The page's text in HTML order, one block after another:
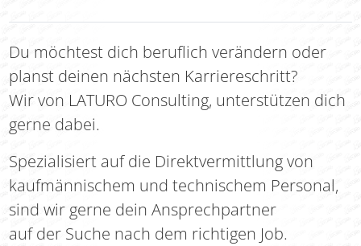
Du möchtest dich beruflich verändern oder
planst deinen nächsten Karriereschritt?
Wir von LATURO Consulting, unterstützen dich
gerne dabei.
Spezialisiert auf die Direktvermittlung von
kaufmännischem und technischem Personal,
sind wir gerne dein Ansprechpartner
auf der Suche nach dem richtigen Job.